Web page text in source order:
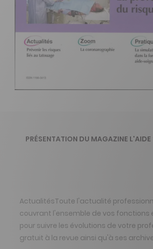
PRÉSENTATION DU MAGAZINE
ActualitésToute l'actualité
couvrant l'ensemble de vos fonctions
pour suivre les évolutions de votre
gratuit à la revue ainsi qu'à ses